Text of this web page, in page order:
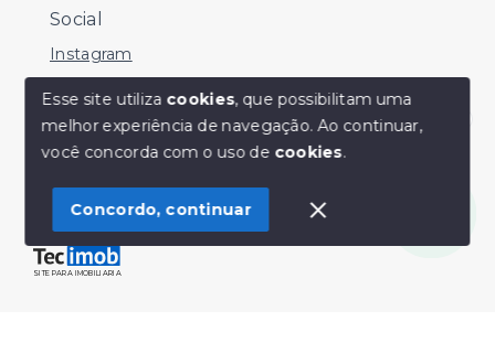
Olá! Estamos disponíveis para te ajudar.
Social
Instagram
Facebook
Youtube
© Copyright 2026 - Sérgio Silveira Imóveis - Todos os
direitos reservados
SITE PARA IMOBILIARIA
Esse site utiliza cookies, que possibilitam uma
melhor experiência de navegação.Ao continuar,
você concorda com o uso de cookies.
Concordo, continuar